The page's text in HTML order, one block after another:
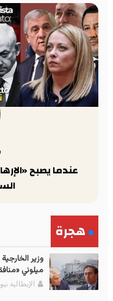
عندما يصبح
هجرة
وزير
ميلوني
الإيطالية